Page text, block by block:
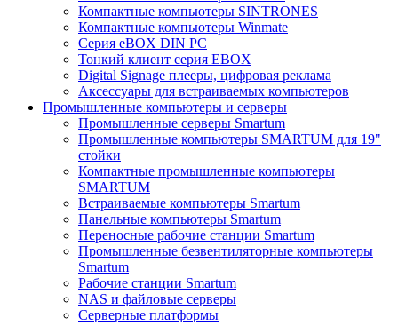
Компактные компьютеры SINTRONES
Компактные компьютеры Winmate
Серия eBOX DIN PC
Тонкий клиент серия EBOX
Digital Signage плееры, цифровая реклама
Аксессуары для встраиваемых компьютеров
Промышленные компьютеры и серверы
Промышленные серверы Smartum
Промышленные компьютеры SMARTUM для 19"
стойки
Компактные промышленные компьютеры
SMARTUM
Встраиваемые компьютеры Smartum
Панельные компьютеры Smartum
Переносные рабочие станции Smartum
Промышленные безвентиляторные компьютеры
Smartum
Рабочие станции Smartum
NAS и файловые серверы
Серверные платформы